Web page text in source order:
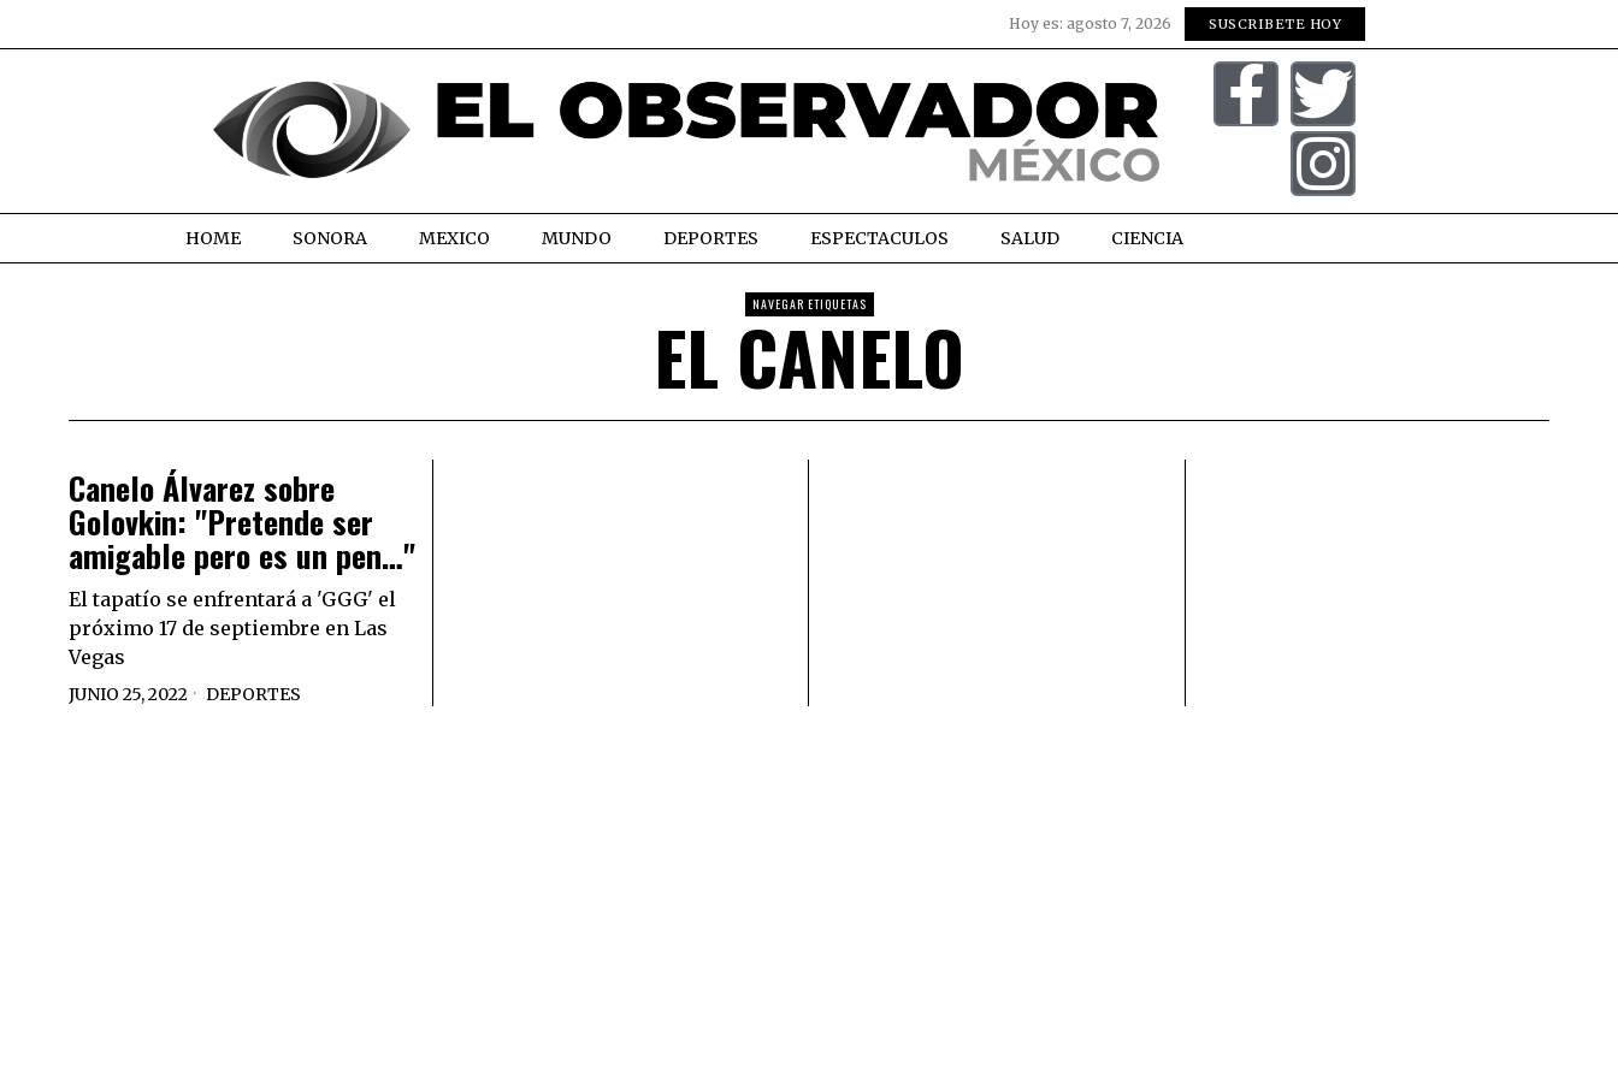
Hoy es: agosto 7, 2026 SUSCRIBETE HOY
HOME SONORA MEXICO MUNDO DEPORTES ESPECTACULOS SALUD CIENCIA
NAVEGAR ETIQUETAS
EL CANELO
Canelo Álvarez sobre
Golovkin: "Pretende ser
amigable pero es un pen…"
El tapatío se enfrentará a 'GGG' el
próximo 17 de septiembre en Las
Vegas
JUNIO 25, 2022 DEPORTES